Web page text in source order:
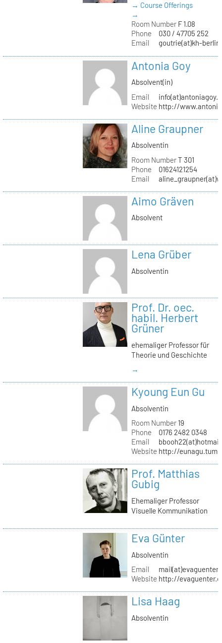
→ Course Offerings
→
Room NumberF 1.08
Phone
030 / 47705 252
Email
goutrie(at)kh-
Antonia Goy
Absolvent(in)
Email
Website http://
Aline Graupner
Absolventin
Room NumberT 301
Phone
01624121254
Email
Aimo Gräven
Absolvent
Lena Grüber
Absolventin
Prof. Dr. oec.
habil. Herbert
Grüner
ehemaliger Professor für
Theorie und Geschichte
→
Kyoung Eun Gu
Absolventin
Room Number19
Phone
0176 2482 0348
Email
Website http://
Prof. Matthias
Gubig
Ehemaliger Professor
Visuelle Kommunikation
Eva Günter
Absolventin
Email
Website http://
Lisa Haag
Absolventin